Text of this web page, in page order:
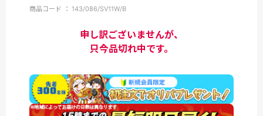
商品コード ： 143/086/SV11W/B
申し訳ございませんが、
只今品切れ中です。